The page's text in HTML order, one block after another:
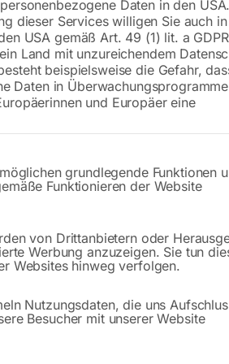
€ 2.130,00 €2.520,00
inkl. MwSt. Kostenloser Versand
Lieferzeit:ca. 2 - 3 Tage
Bitte beachten Sie: Die Versandkosten
Gerne
Daten in den
dieser Services willigen Sie auch
USA gemäß Art. 49 (1) lit. a
Land mit unzureichendem
beispielsweise die Gefahr,
Daten in
und Europäer eine
für die eine Einwilligung erteilt
grundlegende Funktionen
Funktionieren der Website
von Drittanbietern oder
Werbung anzuzeigen. Sie tun
Websites hinweg verfolgen.
Nutzungsdaten, die uns
Besucher mit unserer Website